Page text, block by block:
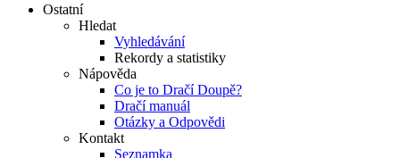
Ostatní
Hledat
Vyhledávání
Rekordy a statistiky
Nápověda
Co je to Dračí Doupě?
Dračí manuál
Otázky a Odpovědi
Kontakt
Seznamka